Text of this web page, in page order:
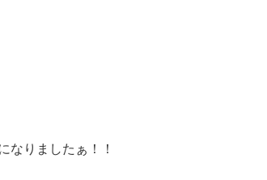
なりましたぁ！！